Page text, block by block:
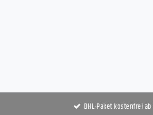
DHL-Paket kostenfrei